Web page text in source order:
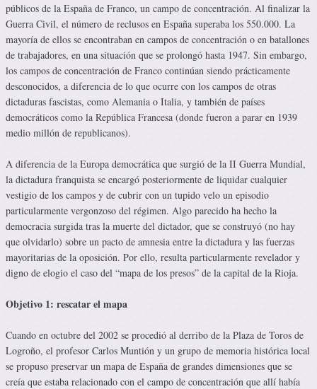
públicos de la España de Franco, un campo de concentración. Al finalizar la
Guerra Civil, el número de reclusos en España superaba los 550.000. La
mayoría de ellos se encontraban en campos de concentración o en batallones
de trabajadores, en una situación que se prolongó hasta 1947. Sin embargo,
los campos de concentración de Franco continúan siendo prácticamente
desconocidos, a diferencia de lo que ocurre con los campos de otras
dictaduras fascistas, como Alemania o Italia, y también de países
democráticos como la República Francesa (donde fueron a parar en 1939
medio millón de republicanos).
A diferencia de la Europa democrática que surgió de la II Guerra Mundial,
la dictadura franquista se encargó posteriormente de liquidar cualquier
vestigio de los campos y de cubrir con un tupido velo un episodio
particularmente vergonzoso del régimen. Algo parecido ha hecho la
democracia surgida tras la muerte del dictador, que se construyó (no hay
que olvidarlo) sobre un pacto de amnesia entre la dictadura y las fuerzas
mayoritarias de la oposición. Por ello, resulta particularmente revelador y
digno de elogio el caso del “mapa de los presos” de la capital de la Rioja.
Objetivo 1: rescatar el mapa
Cuando en octubre del 2002 se procedió al derribo de la Plaza de Toros de
Logroño, el profesor Carlos Muntión y un grupo de memoria histórica local
se propuso preservar un mapa de España de grandes dimensiones que se
creía que estaba relacionado con el campo de concentración que allí había